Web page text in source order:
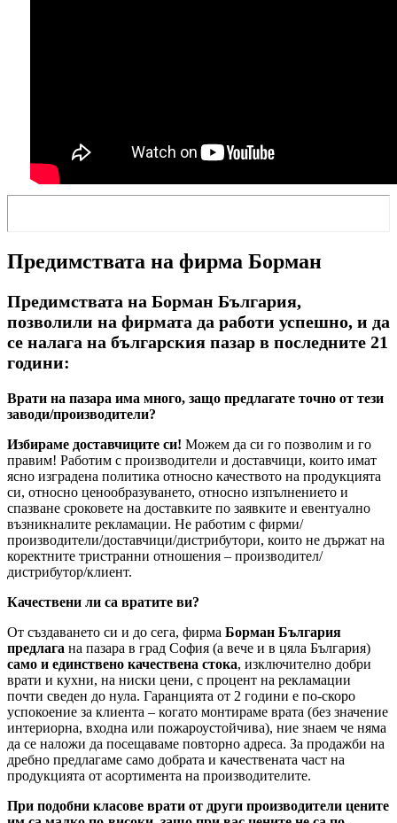
Предимствата на фирма Борман
Предимствата на Борман България,
позволили на фирмата да работи успешно, и да
се налага на българския пазар в последните 21
години:
Врати на пазара има много, защо предлагате точно от тези
заводи/производители?
Избираме доставчиците си! Можем да си го позволим и го
правим! Работим с производители и доставчици, които имат
ясно изградена политика относно качеството на продукцията
си, относно ценообразуването, относно изпълнението и
спазване сроковете на доставките по заявките и евентуално
възникналите рекламации. Не работим с фирми/
производители/доставчици/дистрибутори, които не държат на
коректните тристранни отношения – производител/
дистрибутор/клиент.
Качествени ли са вратите ви?
От създаването си и до сега, фирма Борман България
предлага на пазара в град София (а вече и в цяла България)
само и единствено качествена стока, изключително добри
врати и кухни, на ниски цени, с процент на рекламации
почти сведен до нула. Гаранцията от 2 години е по-скоро
успокоение за клиента – когато монтираме врата (без значение
интериорна, входна или пожароустойчива), ние знаем че няма
да се наложи да посещаваме повторно адреса. За продажби на
дребно предлагаме само добрата и качествената част на
продукцията от асортимента на производителите.
При подобни класове врати от други производители цените